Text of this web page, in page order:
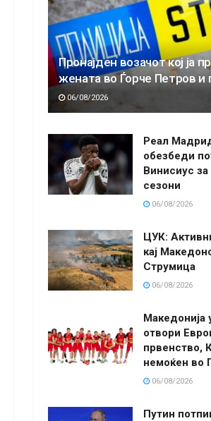
Пронајден возачот кој ја
жената во Ѓорче Петров и
06/08/2026
Реал
обезбеди
Винисиус
сезони
06/08/2026
ЦУК:
кај
Струмица
06/08/2026
Македонија
отвори
првенство,
немоќен во
06/08/2026
Путин